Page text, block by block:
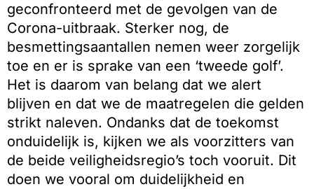
geconfronteerd met de gevolgen van de
Corona-uitbraak. Sterker nog, de
besmettingsaantallen nemen weer zorgelijk
toe en er is sprake van een ‘tweede golf’.
Het is daarom van belang dat we alert
blijven en dat we de maatregelen die gelden
strikt naleven. Ondanks dat de toekomst
onduidelijk is, kijken we als voorzitters van
de beide veiligheidsregio’s toch vooruit. Dit
doen we vooral om duidelijkheid en